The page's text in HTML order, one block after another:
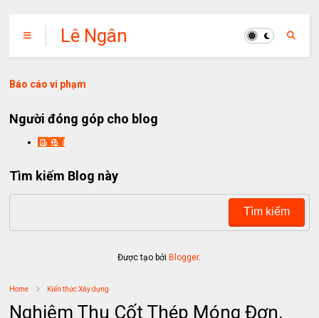
Lê Ngân
Báo cáo vi phạm
Người đóng góp cho blog
lengan
Tìm kiếm Blog này
Được tạo bởiBlogger.
Home Kiến thức Xây dựng
Nghiệm Thu Cốt Thép Móng Đơn,